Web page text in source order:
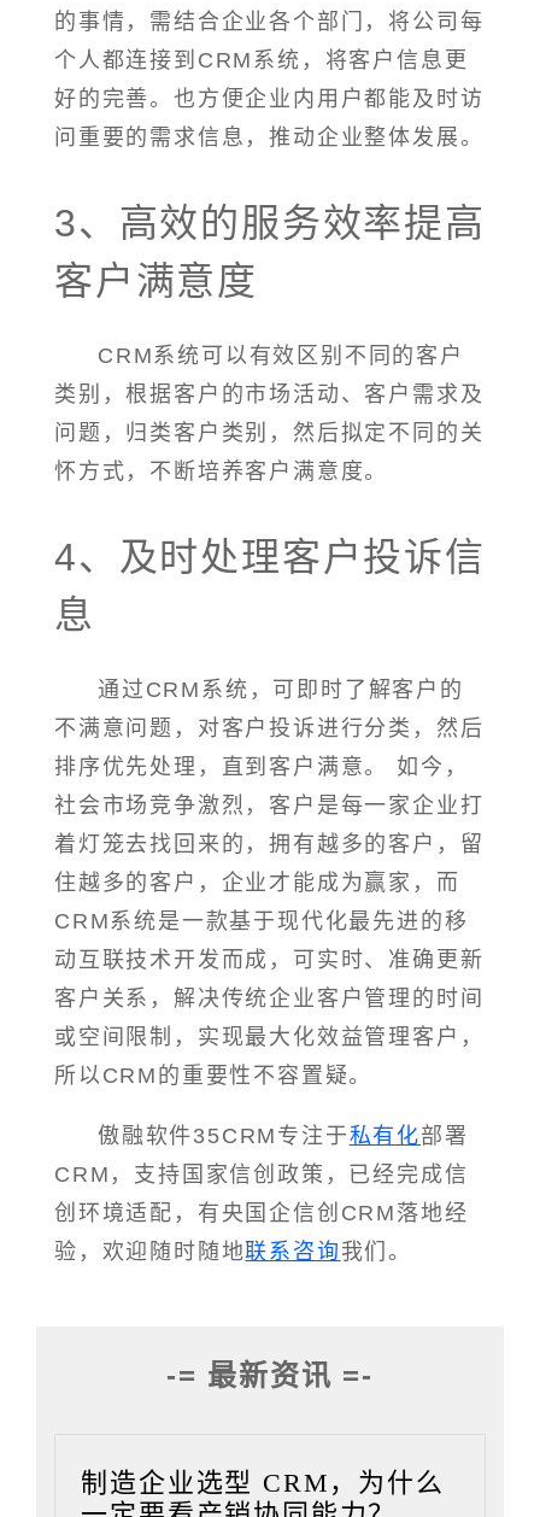
的事情，需结合企业各个部门，将公司每
个人都连接到CRM系统，将客户信息更
好的完善。也方便企业内用户都能及时访
问重要的需求信息，推动企业整体发展。
3、高效的服务效率提高
客户满意度
CRM系统可以有效区别不同的客户
类别，根据客户的市场活动、客户需求及
问题，归类客户类别，然后拟定不同的关
怀方式，不断培养客户满意度。
4、及时处理客户投诉信
息
通过CRM系统，可即时了解客户的
不满意问题，对客户投诉进行分类，然后
排序优先处理，直到客户满意。 如今，
社会市场竞争激烈，客户是每一家企业打
着灯笼去找回来的，拥有越多的客户，留
住越多的客户，企业才能成为赢家，而
CRM系统是一款基于现代化最先进的移
动互联技术开发而成，可实时、准确更新
客户关系，解决传统企业客户管理的时间
或空间限制，实现最大化效益管理客户，
所以CRM的重要性不容置疑。
傲融软件35CRM专注于私有化部署
CRM，支持国家信创政策，已经完成信
创环境适配，有央国企信创CRM落地经
验，欢迎随时随地联系咨询 我们。
-= 最新资讯 =-
制造企业选型 CRM，为什么